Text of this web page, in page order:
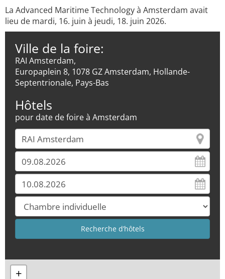
La Advanced Maritime Technology à Amsterdam avait
lieu de mardi, 16. juin à jeudi, 18. juin 2026.
Ville de la foire:
RAI Amsterdam,
Europaplein 8, 1078 GZ Amsterdam, Hollande-
Septentrionale, Pays-Bas
Hôtels
pour date de foire à Amsterdam
+